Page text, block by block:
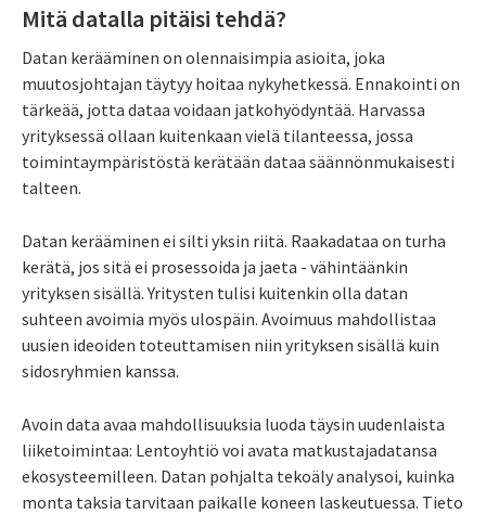
Mitä datalla pitäisi tehdä?
Datan kerääminen on olennaisimpia asioita, joka
muutosjohtajan täytyy hoitaa nykyhetkessä. Ennakointi on
tärkeää, jotta dataa voidaan jatkohyödyntää. Harvassa
yrityksessä ollaan kuitenkaan vielä tilanteessa, jossa
toimintaympäristöstä kerätään dataa säännönmukaisesti
talteen.
Datan kerääminen ei silti yksin riitä. Raakadataa on turha
kerätä, jos sitä ei prosessoida ja jaeta - vähintäänkin
yrityksen sisällä. Yritysten tulisi kuitenkin olla datan
suhteen avoimia myös ulospäin. Avoimuus mahdollistaa
uusien ideoiden toteuttamisen niin yrityksen sisällä kuin
sidosryhmien kanssa.
Avoin data avaa mahdollisuuksia luoda täysin uudenlaista
liiketoimintaa: Lentoyhtiö voi avata matkustajadatansa
ekosysteemilleen. Datan pohjalta tekoäly analysoi, kuinka
monta taksia tarvitaan paikalle koneen laskeutuessa. Tieto